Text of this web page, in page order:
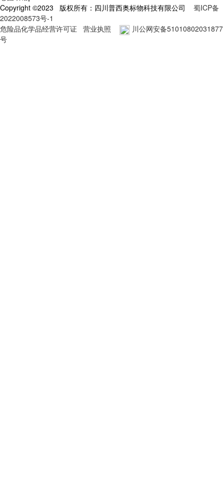
Copyright ©2023 版权所有：四川普西奥标物科技有限公司 蜀ICP备
2022008573号-1
危险品化学品经营许可证
营业执照
川公网安备51010802031877
号